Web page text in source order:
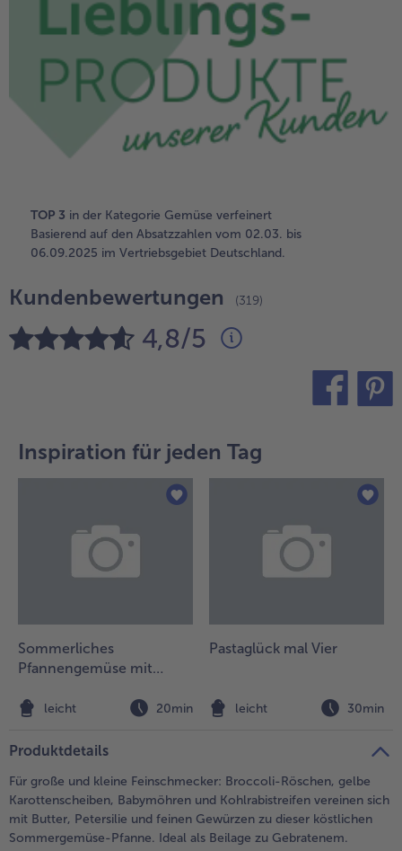
alle Brot & Brötchen
Kuchen & Torten
alle Kuchen & Torten
Süßspeisen
alle Süßspeisen
Obst
alle Wein & Spirituosen
Küchenutensilien
alle Für die Heißluftfritteuse
bofrost*free
alle bofrost*free
bofrost*high Protein
alle bofrost*high Protein
bofrost*plus.
TOP 3 in der Kategorie Gemüse verfeinert
Basierend auf den Absatzzahlen vom 02.03. bis
06.09.2025 im Vertriebsgebiet Deutschland.
Kundenbewertungen (319)
4,8/5
Inspiration für jeden Tag
Sommerliches
Pfannengemüse mit
Heißluftfritteuse
leicht 20min
Pastaglück mal Vier
leicht 30min
Produktdetails
Für große und kleine Feinschmecker: Broccoli-Röschen, gelbe
Karottenscheiben, Babymöhren und Kohlrabistreifen vereinen sich
mit Butter, Petersilie und feinen Gewürzen zu dieser köstlichen
Sommergemüse-Pfanne. Ideal als Beilage zu Gebratenem.